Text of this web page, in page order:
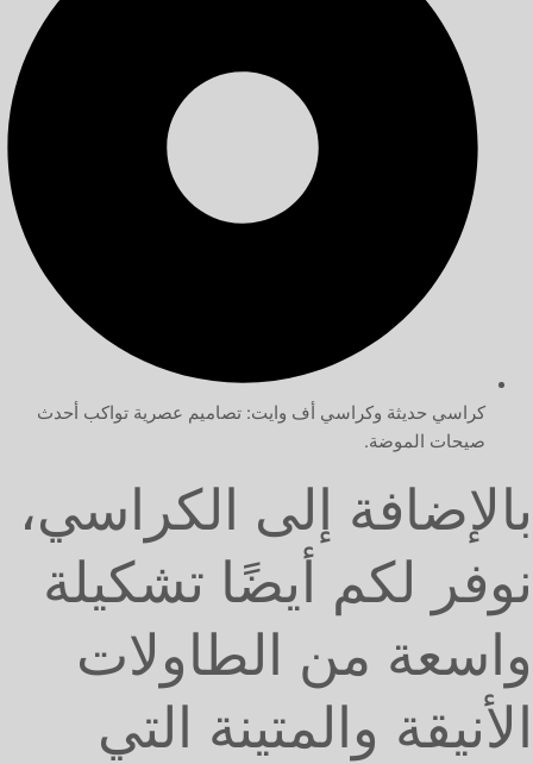
كراسي حديثة وكراسي أف وايت: تصاميم عصرية تواكب أحدث
صيحات الموضة.
بالإضافة إلى الكراسي،
نوفر لكم أيضًا تشكيلة
واسعة من الطاولات
الأنيقة والمتينة التي